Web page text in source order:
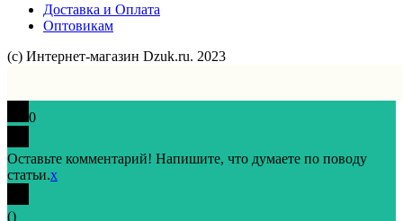
Доставка и Оплата
Оптовикам
(с) Интернет-магазин Dzuk.ru. 2023
0
Оставьте комментарий! Напишите, что думаете по поводу
статьи.x
()